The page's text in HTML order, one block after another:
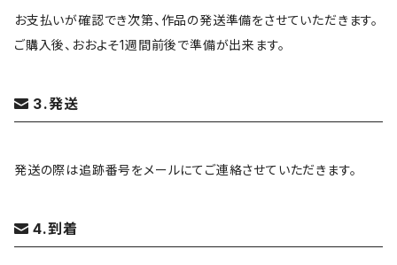
お支払いが確認でき次第、作品の発送準備をさせていただきます。
ご購入後、おおよそ1週間前後で準備が出来ます。
3.発送
発送の際は追跡番号をメールにてご連絡させていただきます。
4.到着